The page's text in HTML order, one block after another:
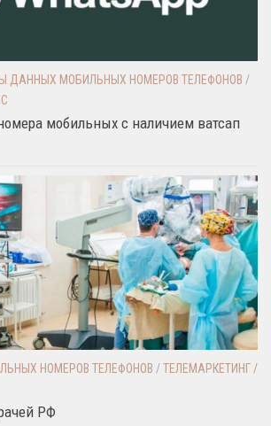
ДАННЫХ МОБИЛЬНЫХ НОМЕРОВ ТЕЛЕФОНОВ /
мобильных с наличием ватсап
НОМЕРОВ ТЕЛЕФОНОВ /ТЕЛЕМАРКЕТИНГ /
РФ